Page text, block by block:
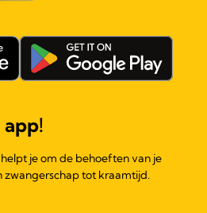
je om de behoeften van je
zwangerschap tot kraamtijd.